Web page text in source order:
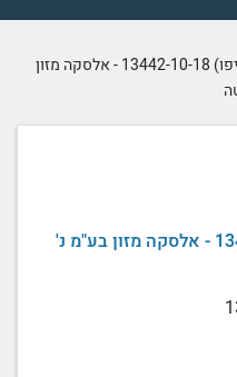
ת"א (תל-אביב-יפו) 13442-10-18 - אלסקה מזון
ת"א (תל-אביב-יפו) 13442-10-18 - אלסקה מזון בע"מ נ'